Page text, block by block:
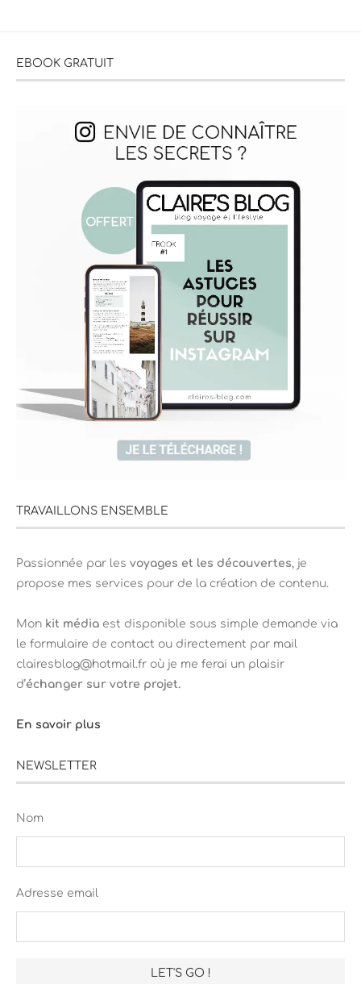
EBOOK GRATUIT
TRAVAILLONS ENSEMBLE
Passionnée par les voyages et les découvertes, je
propose mes services pour de la création de contenu.
Mon kit média est disponible sous simple demande via
le formulaire de contact ou directement par mail
clairesblog@hotmail.fr où je me ferai un plaisir
d’échanger sur votre projet.
En savoir plus
NEWSLETTER
Nom
Adresse email